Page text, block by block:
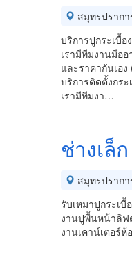
สมุทรปรากา
บริการปูกระเบื้อ
เรามีทีมงานมือ
และราคากันเอ
บริการติดตั้งกระ
เรามีทีมงา…
ช่างเล็ก
สมุทรปรากา
รับเหมาปูกระเ
งานปูพื้นหน้าลิฟ
งานเคาน์เตอร์